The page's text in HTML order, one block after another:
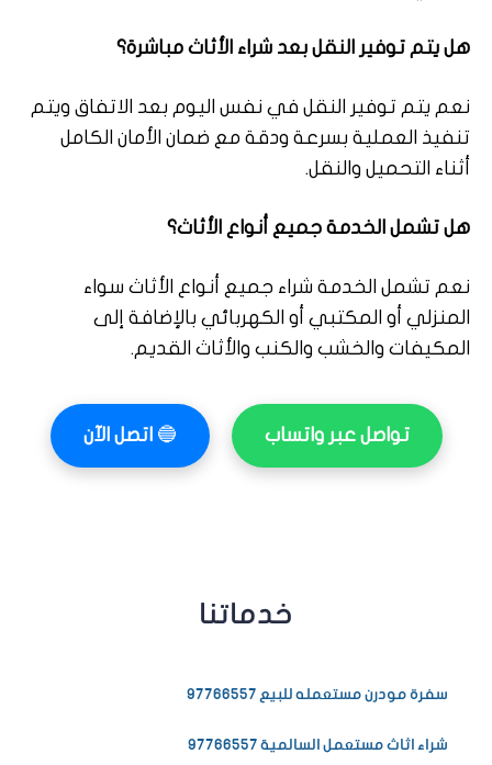
خدماتنا
سفرة مودرن مستعمله للبيع 97766557
شراء اثاث مستعمل السالمية 97766557
هل يتم توفير النقل بعد شراء الأثاث مباشرة؟
نعم يتم توفير النقل في نفس اليوم بعد الاتفاق ويتم
تنفيذ العملية بسرعة ودقة مع ضمان الأمان الكامل
أثناء التحميل والنقل.
هل تشمل الخدمة جميع أنواع الأثاث؟
نعم تشمل الخدمة شراء جميع أنواع الأثاث سواء
المنزلي أو المكتبي أو الكهربائي بالإضافة إلى
المكيفات والخشب والكنب والأثاث القديم.
تواصل عبر واتساب 🔵 اتصل الآن